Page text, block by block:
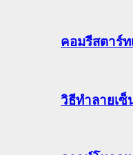
คอมรีสตาร์ท
วิธีทําลายเซ็